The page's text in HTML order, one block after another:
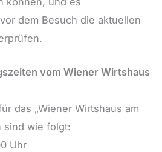
dem Besuch die aktuellen
vom Wiener Wirtshaus
das „Wiener Wirtshaus am
sind wie folgt:
Uhr